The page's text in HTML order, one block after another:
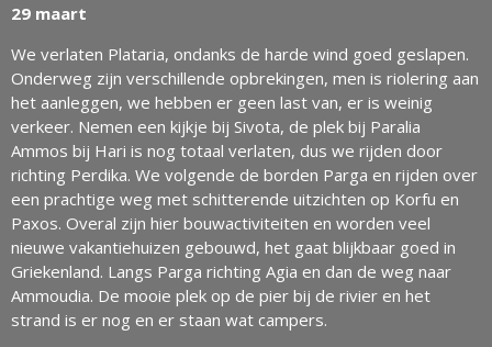
29 maart
We verlaten Plataria, ondanks de harde wind goed geslapen.
Onderweg zijn verschillende opbrekingen, men is riolering aan
het aanleggen, we hebben er geen last van, er is weinig
verkeer. Nemen een kijkje bij Sivota, de plek bij Paralia
Ammos bij Hari is nog totaal verlaten, dus we rijden door
richting Perdika. We volgende de borden Parga en rijden over
een prachtige weg met schitterende uitzichten op Korfu en
Paxos. Overal zijn hier bouwactiviteiten en worden veel
nieuwe vakantiehuizen gebouwd, het gaat blijkbaar goed in
Griekenland. Langs Parga richting Agia en dan de weg naar
Ammoudia. De mooie plek op de pier bij de rivier en het
strand is er nog en er staan wat campers.